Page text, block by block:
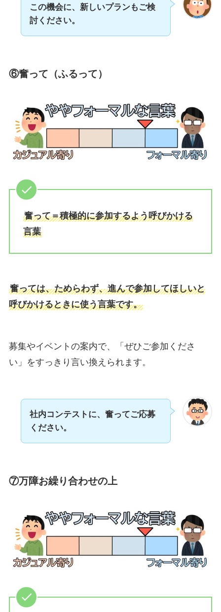
この機会に、新しいプランもご検
討ください。
⑥奮って（ふるって）
奮って＝積極的に参加するよう呼びかける
言葉
奮っては、ためらわず、進んで参加してほしいと
呼びかけるときに使う言葉です。
募集やイベントの案内で、「ぜひご参加くださ
い」をすっきり言い換えられます。
社内コンテストに、奮ってご応募
ください。
⑦万障お繰り合わせの上